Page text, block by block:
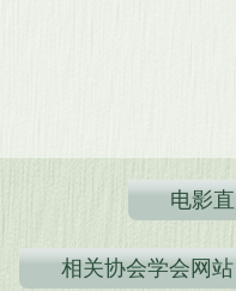
电影
相关协会学会网站